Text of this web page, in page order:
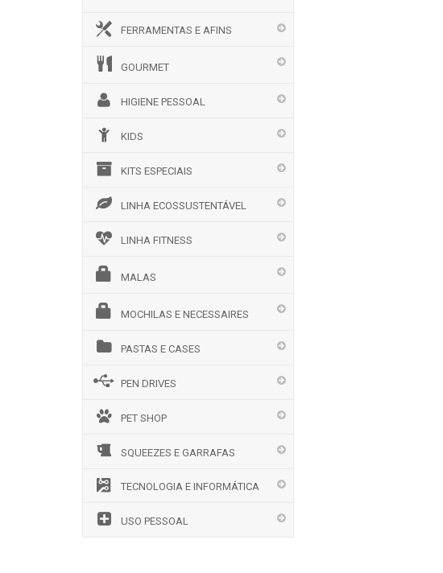
FERRAMENTAS E AFINS
GOURMET
HIGIENE PESSOAL
KIDS
KITS ESPECIAIS
LINHA ECOSSUSTENTÁVEL
LINHA FITNESS
MALAS
MOCHILAS E NECESSAIRES
PASTAS E CASES
PEN DRIVES
PET SHOP
SQUEEZES E GARRAFAS
TECNOLOGIA E INFORMÁTICA
USO PESSOAL